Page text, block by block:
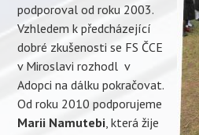
podporoval od roku 2003.
Vzhledem k předcházející
dobré zkušenosti se FS ČCE
v Miroslavi rozhodl v
Adopci na dálku pokračovat.
Od roku 2010 podporujeme
Marii Namutebi , která žije